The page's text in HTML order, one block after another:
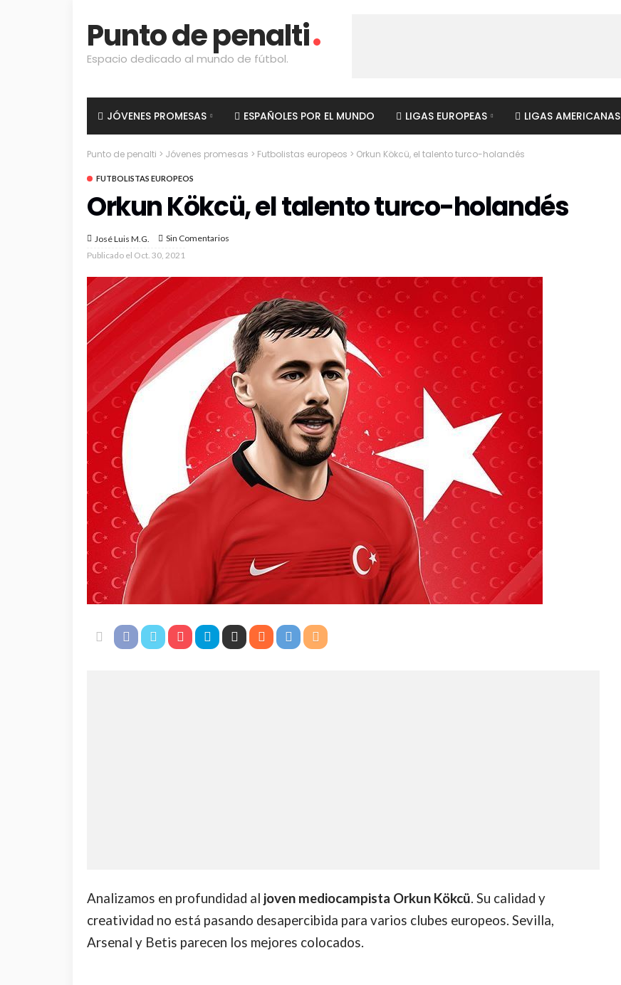
Punto de penalti
Espacio dedicado al mundo de fútbol.
JÓVENES PROMESAS ESPAÑOLES POR EL MUNDO LIGAS EUROPEAS LIGAS AMERICANAS
Punto de penalti > Jóvenes promesas > Futbolistas europeos > Orkun Kökcü, el talento turco-holandés
FUTBOLISTAS EUROPEOS
Orkun Kökcü, el talento turco-holandés
José Luis M.G.
Sin Comentarios
Publicado el Oct. 30, 2021
Analizamos en profundidad al joven mediocampista Orkun Kökcü. Su calidad y
creatividad no está pasando desapercibida para varios clubes europeos. Sevilla,
Arsenal y Betis parecen los mejores colocados.